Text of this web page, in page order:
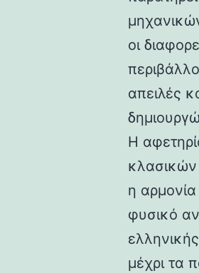
οι
απειλές
Η
κλασικών
η
φυσικό
μέχρι τα